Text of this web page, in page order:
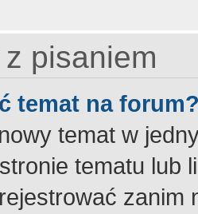
pisaniem
temat na
temat w
tematu lub